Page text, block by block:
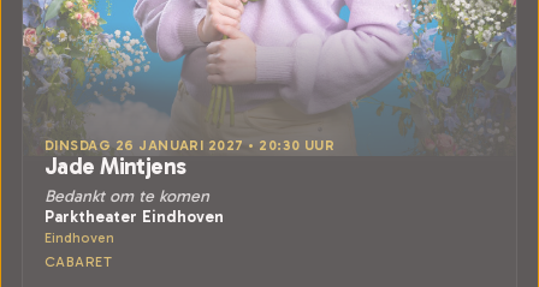
DINSDAG 26 JANUARI 2027 • 20:30 UUR
Jade Mintjens
Bedankt om te komen
Parktheater Eindhoven
Eindhoven
CABARET